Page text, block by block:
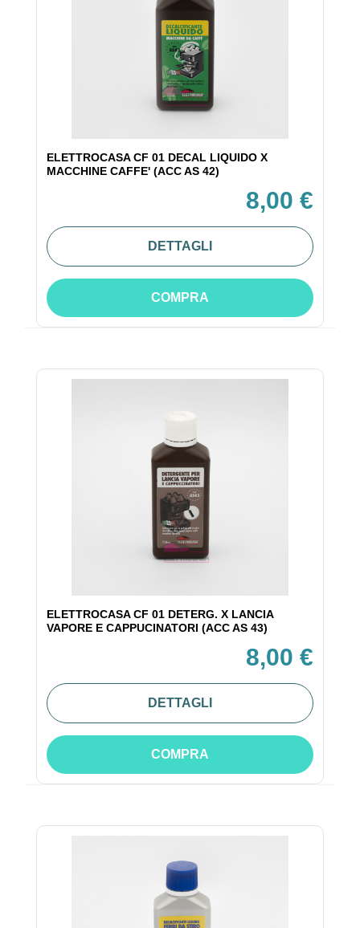
ELETTROCASA CF 01 DECAL LIQUIDO X
MACCHINE CAFFE' (ACC AS 42)
8,00 €
DETTAGLI
COMPRA
ELETTROCASA CF 01 DETERG. X LANCIA
VAPORE E CAPPUCINATORI (ACC AS 43)
8,00 €
DETTAGLI
COMPRA